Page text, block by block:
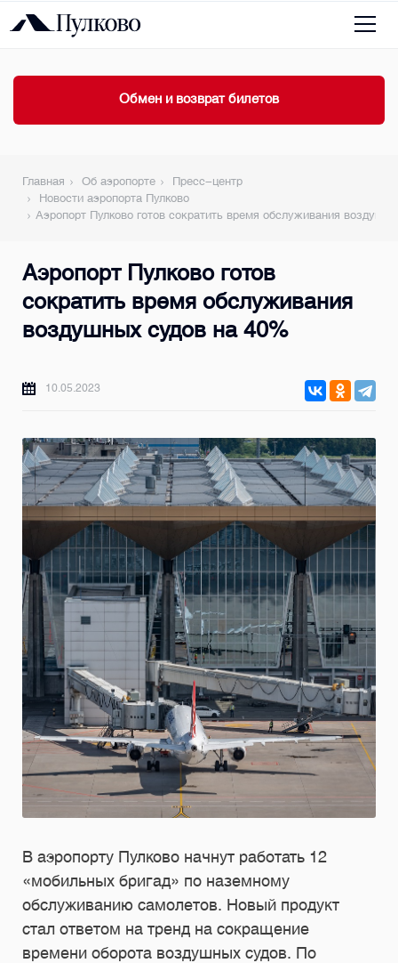
Обмен и возврат билетов
Главная Об аэропорте
Пресс-центр
Новости аэропорта Пулково
Аэропорт Пулково готов сократить время обслуживания
Аэропорт Пулково готов
сократить время обслуживания
воздушных судов на 40%
10.05.2023
В аэропорту Пулково начнут работать 12
«мобильных бригад» по наземному
обслуживанию самолетов. Новый продукт
стал ответом на тренд на сокращение
времени оборота воздушных судов. По